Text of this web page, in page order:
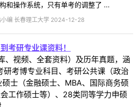
和操作系统，只有单考的调整了 ...
小编 长春理工大学 2024-12-28
考研专业课资料！
、视频、全套资料）及历年真题，涵
考博专业科目、考研公共课（政治
士（金融硕士、MBA、国际商务硕
工作硕士等）、28类同等学力申硕